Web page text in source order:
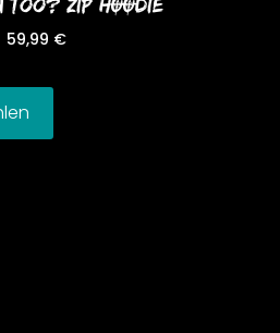
Too? ZIP HOODIE
59,99 €